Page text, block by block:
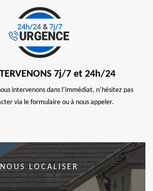
7j/7 et 24h/24
intervenons dans l’immédiat, n’hésitez pas
via le formulaire ou à nous appeler.
NOUS LOCALISER